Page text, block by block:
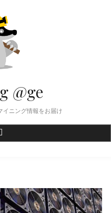
@ge
イニング情報をお届け